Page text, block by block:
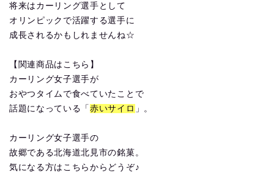
将来はカーリング選手として
オリンピックで活躍する選手に
成長されるかもしれませんね☆
【関連商品はこちら】
カーリング女子選手が
おやつタイムで食べていたことで
話題になっている「赤いサイロ 」。
カーリング女子選手の
故郷である北海道北見市の銘菓。
気になる方はこちらからどうぞ♪